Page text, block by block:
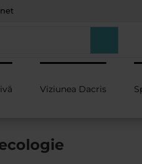
Viziunea Dacris